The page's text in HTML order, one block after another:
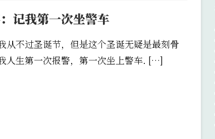
记我第一次坐警车
从不过圣诞节，但是这个圣诞无疑是最刻骨
人生第一次报警，第一次坐上警车. […]